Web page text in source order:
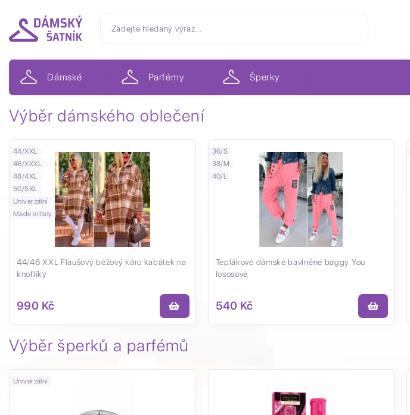
Dámské Parfémy Šperky
Výběr dámského oblečení
44/XXL
46/XXXL
48/4XL
50/5XL
Univerzální
Made in Italy
44/46 XXL Flaušový béžový káro kabátek na
knoflíky
990 Kč
36/S
38/M
40/L
Teplákové dámské bavlněné baggy You
lososové
540 Kč
Výběr šperků a parfémů
Univerzální